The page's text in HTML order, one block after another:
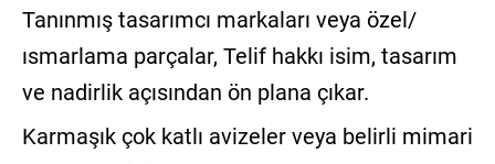
Tanınmış tasarımcı markaları veya özel/
ısmarlama parçalar, Telif hakkı isim, tasarım
ve nadirlik açısından ön plana çıkar.
Karmaşık çok katlı avizeler veya belirli mimari